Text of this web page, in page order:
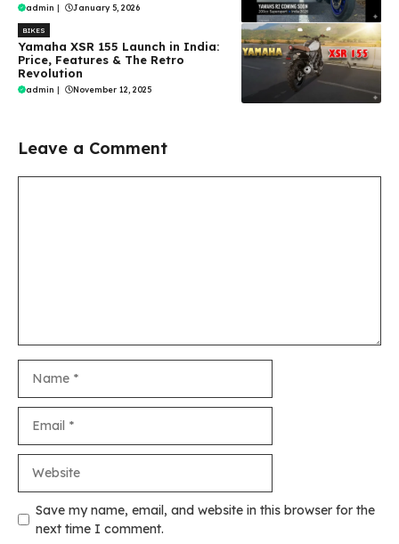
admin | January 5, 2026
BIKES
Yamaha XSR 155 Launch in India:
Price, Features & The Retro
Revolution
admin | November 12, 2025
Leave a Comment
Save my name, email, and website in this browser for the
next time I comment.